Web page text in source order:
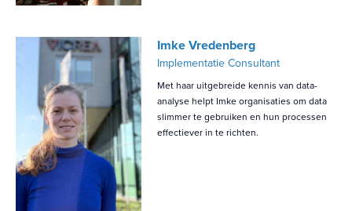
Imke Vredenberg
Implementatie Consultant
Met haar uitgebreide kennis van data-
analyse helpt Imke organisaties om data
slimmer te gebruiken en hun processen
effectiever in te richten.